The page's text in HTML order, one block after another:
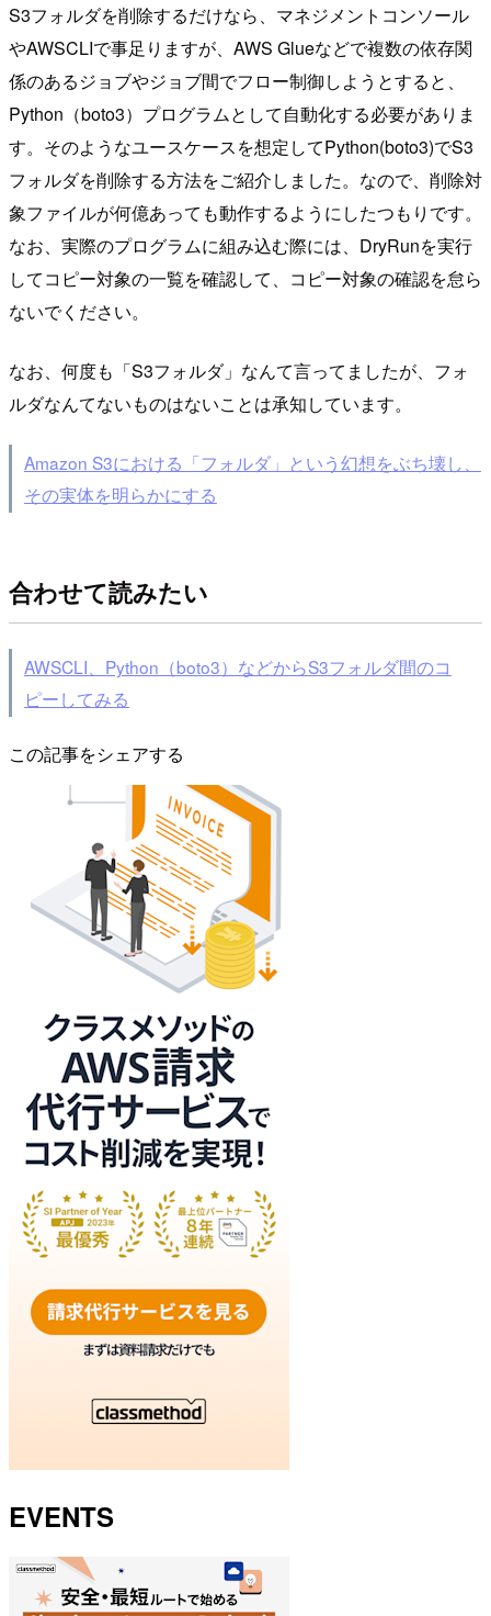
S3フォルダを削除するだけなら、マネジメントコンソール
やAWSCLIで事足りますが、AWS Glueなどで複数の依存関
係のあるジョブやジョブ間でフロー制御しようとすると、
Python（boto3）プログラムとして自動化する必要がありま
す。そのようなユースケースを想定してPython(boto3)でS3
フォルダを削除する方法をご紹介しました。なので、削除対
象ファイルが何億あっても動作するようにしたつもりです。
なお、実際のプログラムに組み込む際には、DryRunを実行
してコピー対象の一覧を確認して、コピー対象の確認を怠ら
ないでください。
なお、何度も「S3フォルダ」なんて言ってましたが、フォ
ルダなんてないものはないことは承知しています。
Amazon S3における「フォルダ」という幻想をぶち壊し、
その実体を明らかにする
合わせて読みたい
AWSCLI、Python（boto3）などからS3フォルダ間のコ
ピーしてみる
この記事をシェアする
EVENTS